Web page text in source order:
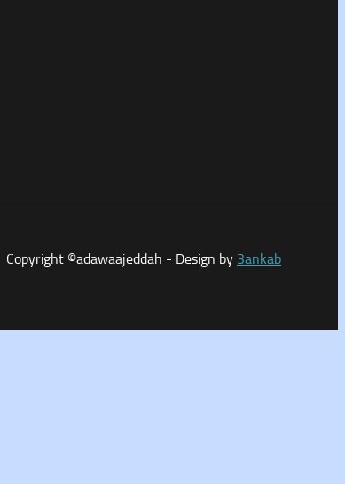
Copyright ©adawaajeddah - Design by3ankab